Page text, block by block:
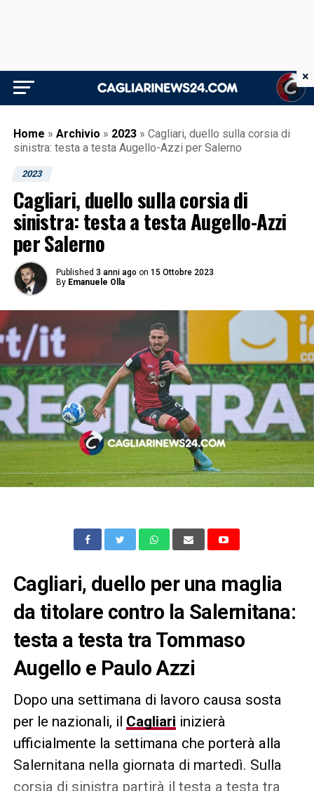
Home » Archivio » 2023 » Cagliari, duello sulla corsia di
sinistra: testa a testa Augello-Azzi per Salerno
2023
Cagliari, duello sulla corsia di
sinistra: testa a testa Augello-Azzi
per Salerno
Published 3 anni ago on 15 Ottobre 2023
By Emanuele Olla
Cagliari, duello per una maglia
da titolare contro la Salernitana:
testa a testa tra Tommaso
Augello e Paulo Azzi
Dopo una settimana di lavoro causa sosta
per le nazionali, il Cagliari inizierà
ufficialmente la settimana che porterà alla
Salernitana nella giornata di martedì. Sulla
corsia di sinistra partirà il testa a testa tra
×